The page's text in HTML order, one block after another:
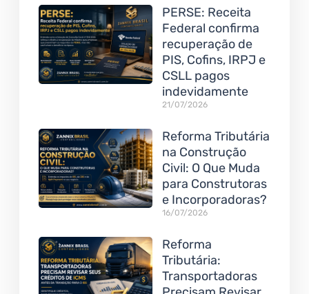
PERSE: Receita
Federal confirma
recuperação de
PIS, Cofins, IRPJ e
CSLL pagos
indevidamente
21/07/2026
Reforma Tributária
na Construção
Civil: O Que Muda
para Construtoras
e Incorporadoras?
16/07/2026
Reforma
Tributária:
Transportadoras